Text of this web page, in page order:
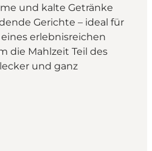
und kalte Getränke
Gerichte – ideal für
erlebnisreichen
die Mahlzeit Teil des
und ganz